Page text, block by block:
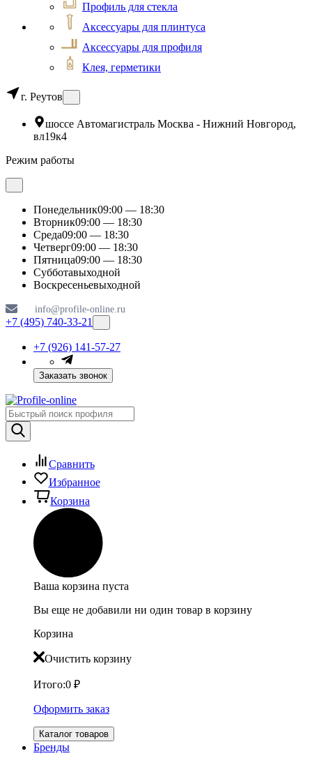
Профиль для стекла
Аксессуары для плинтуса
Аксессуары для профиля
Клея, герметики
г. Реутов
шоссе Автомагистраль Москва - Нижний Новгород,
вл19к4
Режим работы
Понедельник09:00 — 18:30
Вторник09:00 — 18:30
Среда09:00 — 18:30
Четверг09:00 — 18:30
Пятница09:00 — 18:30
Субботавыходной
Воскресеньевыходной
info@profile-online.ru
+7 (495) 740-33-21
+7 (926) 141-57-27
Заказать звонок
Сравнить
Избранное
Корзина
Ваша корзина пуста
Вы еще не добавили ни один товар в корзину
Корзина
Очистить корзину
Итого:0 ₽
Оформить заказ
Каталог товаров
Бренды